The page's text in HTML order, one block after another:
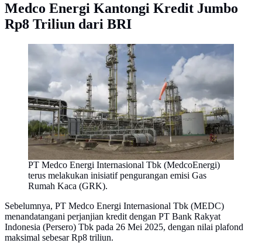
Medco Energi Kantongi Kredit Jumbo
Rp8 Triliun dari BRI
PT Medco Energi Internasional Tbk (MedcoEnergi)
terus melakukan inisiatif pengurangan emisi Gas
Rumah Kaca (GRK).
Sebelumnya, PT Medco Energi Internasional Tbk (MEDC)
menandatangani perjanjian kredit dengan PT Bank Rakyat
Indonesia (Persero) Tbk pada 26 Mei 2025, dengan nilai plafond
maksimal sebesar Rp8 triliun.